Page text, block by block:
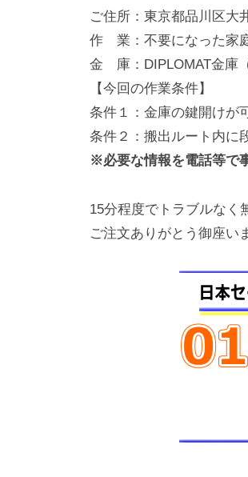
の
専
門
店
ご住所：東京都品川区大
作 業：不要になった家
金 庫：DIPLOMAT金庫（
【今回の作業条件】
条件１：金庫の鍵開けが
条件２：搬出ルート内に
※必要な情報を電話等で
15分程度でトラブルなく
ご注文ありがとう御座い